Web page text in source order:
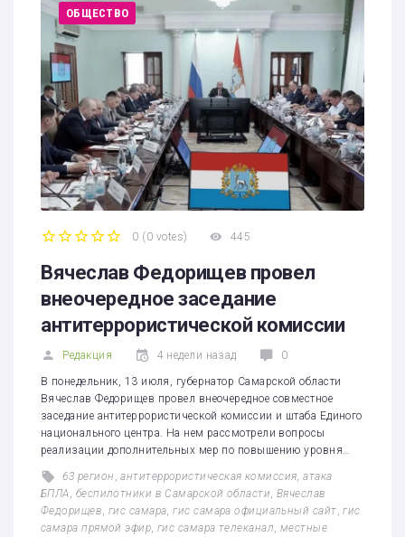
ОБЩЕСТВО
0 (0 votes) 445
Вячеслав Федорищев провел
внеочередное заседание
антитеррористической комиссии
Редакция 4 недели назад 0
В понедельник, 13 июля, губернатор Самарской области
Вячеслав Федорищев провел внеочередное совместное
заседание антитеррористической комиссии и штаба Единого
национального центра. На нем рассмотрели вопросы
реализации дополнительных мер по повышению уровня…
63 регион ,антитеррористическая комиссия,атака
БПЛА, беспилотники в Самарской области,Вячеслав
Федорищев, гис самара,гис самара официальный сайт,гис
самара прямой эфир,гис самара телеканал, местные